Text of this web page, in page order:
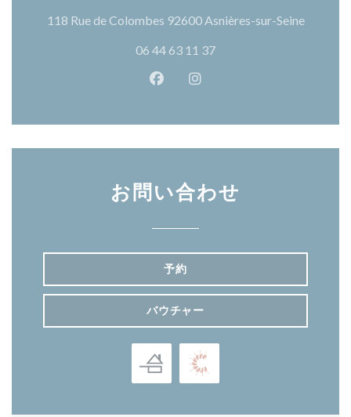
118 Rue de Colombes 92600 Asnières-sur-Seine((新し
06 44 63 11 37
Facebook ((新しいウィンドウ
Instagram ((新しいウィ
お問い合わせ
予約
バウチャー